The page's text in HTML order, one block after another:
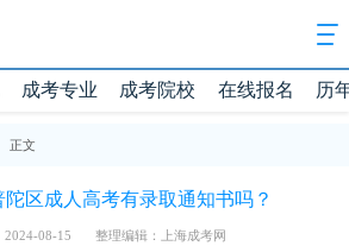
成考专业 成考院校 在线报名 历
正文
陀区成人高考有录取通知书吗？
2024-08-15 整理编辑：上海成考网